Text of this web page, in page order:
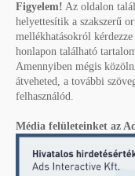
Figyelem! Az oldalon
helyettesítik a szakszerű
mellékhatásokról
honlapon található
Amennyiben mégis
átveheted, a további
felhasználód.
Média felületeinket az